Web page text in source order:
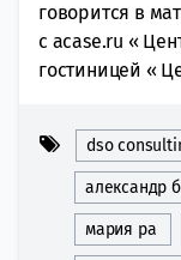
говорится в
с acase.ru «
гостиницей «
dso
александр
мария ра